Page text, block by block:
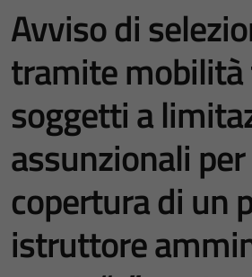
Avviso di
tramite
soggetti a
assunzionali
copertura di un
istruttore